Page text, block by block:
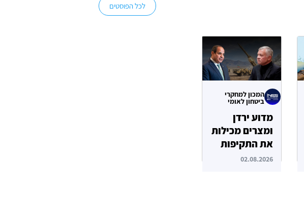
לכל הפוסטים
המכון למחקרי
ביטחון לאומי
מדוע ירדן
ומצרים מכילות
את התקיפות
האיראניות
02.08.2026